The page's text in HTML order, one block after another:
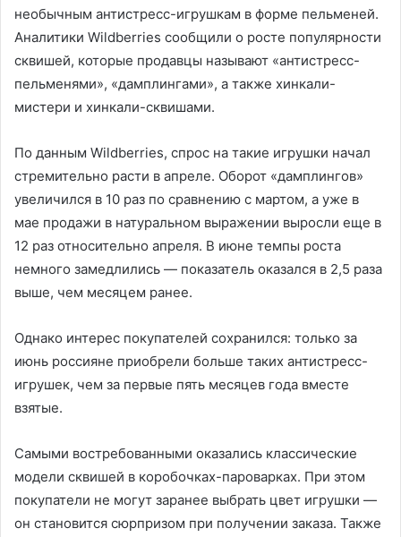
необычным антистресс-игрушкам в форме пельменей.
Аналитики Wildberries сообщили о росте популярности
сквишей, которые продавцы называют «антистресс-
пельменями», «дамплингами», а также хинкали-
мистери и хинкали-сквишами.
По данным Wildberries, спрос на такие игрушки начал
стремительно расти в апреле. Оборот «дамплингов»
увеличился в 10 раз по сравнению с мартом, а уже в
мае продажи в натуральном выражении выросли еще в
12 раз относительно апреля. В июне темпы роста
немного замедлились — показатель оказался в 2,5 раза
выше, чем месяцем ранее.
Однако интерес покупателей сохранился: только за
июнь россияне приобрели больше таких антистресс-
игрушек, чем за первые пять месяцев года вместе
взятые.
Самыми востребованными оказались классические
модели сквишей в коробочках-пароварках. При этом
покупатели не могут заранее выбрать цвет игрушки —
он становится сюрпризом при получении заказа. Также